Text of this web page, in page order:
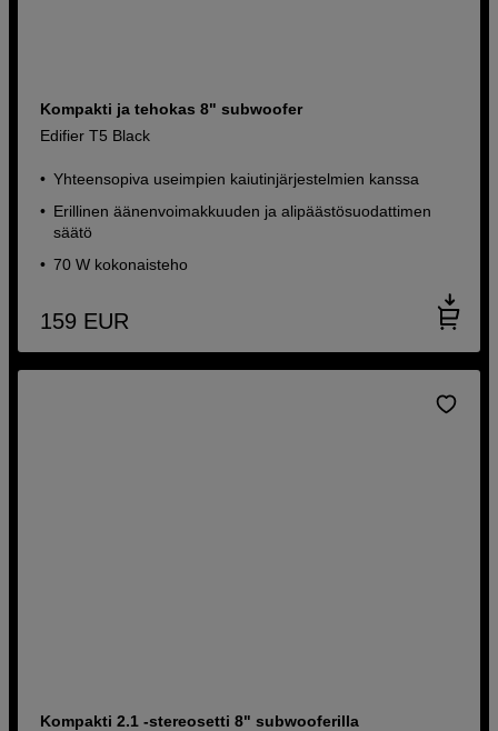
Kompakti ja tehokas 8" subwoofer
Edifier T5 Black
Yhteensopiva useimpien kaiutinjärjestelmien kanssa
Erillinen äänenvoimakkuuden ja alipäästösuodattimen
säätö
70 W kokonaisteho
159 EUR
Kompakti 2.1 -stereosetti 8" subwooferilla